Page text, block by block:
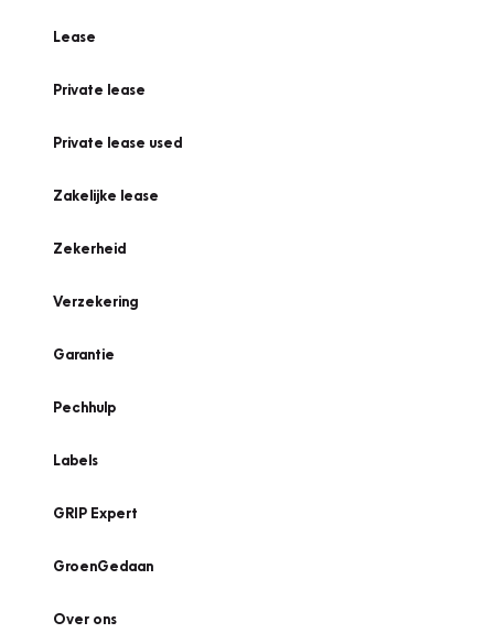
Lease
Private lease
Private lease used
Zakelijke lease
Zekerheid
Verzekering
Garantie
Pechhulp
Labels
GRIP Expert
GroenGedaan
Over ons